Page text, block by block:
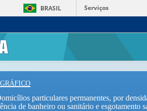
BRASIL Serviços
particulares permanentes, por
de banheiro ou sanitário e esgotamento